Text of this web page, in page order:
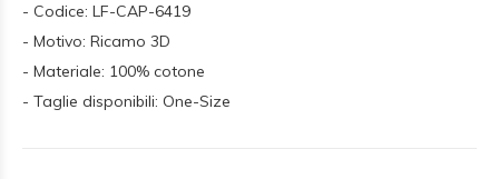
- Codice: LF-CAP-6419
- Motivo: Ricamo 3D
- Materiale: 100% cotone
- Taglie disponibili: One-Size